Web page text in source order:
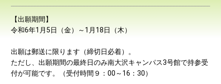
【出願期間】
令和6年1月5日（金）～1月18日（木）
出願は郵送に限ります（締切日必着）。
ただし、出願期間の最終日のみ南大沢キャンパス3号館で持参受
付が可能です。（受付時間９：00～16：30）